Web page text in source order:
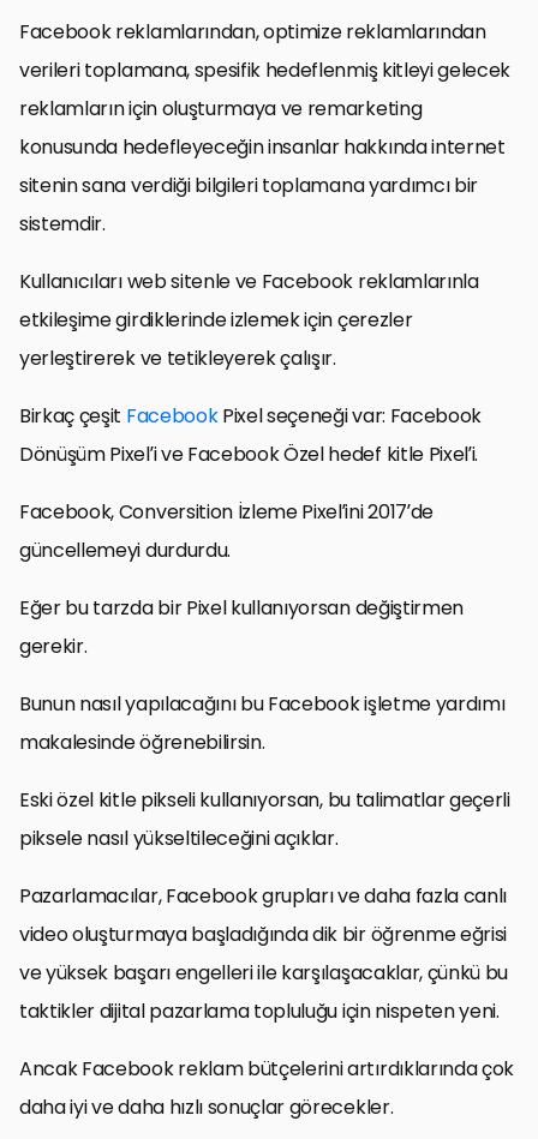
Facebook reklamlarından, optimize reklamlarından
verileri toplamana, spesifik hedeflenmiş kitleyi gelecek
reklamların için oluşturmaya ve remarketing
konusunda hedefleyeceğin insanlar hakkında internet
sitenin sana verdiği bilgileri toplamana yardımcı bir
sistemdir.
Kullanıcıları web sitenle ve Facebook reklamlarınla
etkileşime girdiklerinde izlemek için çerezler
yerleştirerek ve tetikleyerek çalışır.
Birkaç çeşit FacebookPixel seçeneği var: Facebook
Dönüşüm Pixel’i ve Facebook Özel hedef kitle Pixel’i.
Facebook, Conversition İzleme Pixel’ini 2017’de
güncellemeyi durdurdu.
Eğer bu tarzda bir Pixel kullanıyorsan değiştirmen
gerekir.
Bunun nasıl yapılacağını bu Facebook işletme yardımı
makalesinde öğrenebilirsin.
Eski özel kitle pikseli kullanıyorsan, bu talimatlar geçerli
piksele nasıl yükseltileceğini açıklar.
Pazarlamacılar, Facebook grupları ve daha fazla canlı
video oluşturmaya başladığında dik bir öğrenme eğrisi
ve yüksek başarı engelleri ile karşılaşacaklar, çünkü bu
taktikler dijital pazarlama topluluğu için nispeten yeni.
Ancak Facebook reklam bütçelerini artırdıklarında çok
daha iyi ve daha hızlı sonuçlar görecekler.